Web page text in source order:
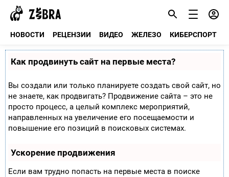
НОВОСТИ РЕЦЕНЗИИ ВИДЕО ЖЕЛЕЗО КИБЕРСПОРТ
Как продвинуть сайт на первые места?
Вы создали или только планируете создать свой сайт, но
не знаете, как продвигать? Продвижение сайта – это не
просто процесс, а целый комплекс мероприятий,
направленных на увеличение его посещаемости и
повышение его позиций в поисковых системах.
Ускорение продвижения
Если вам трудно попасть на первые места в поиске